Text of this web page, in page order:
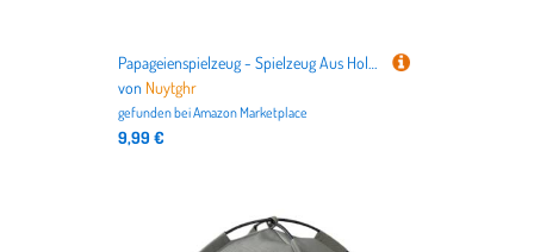
Papageienspielzeug - Spielzeug Aus Holz Als Sitzstange Für Papageien | Nagestange Beschäftigungsbaum Für Futteruche Und Zerlegen | Beschäftigung Spielaktivitäten
von Nuytghr
gefunden beiAmazon Marketplace
9,99 €